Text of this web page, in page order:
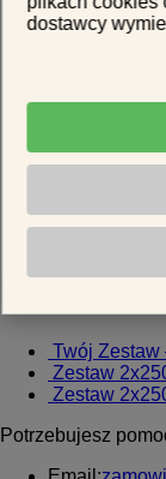
Miód
Miód
Miód
Miód
Zestawy na
Mogą
Twój Zestaw
Zestaw
Zestaw
Potrzebujesz
dostawcy